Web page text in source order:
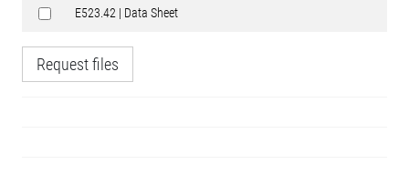
E523.42 | Data Sheet
Request files